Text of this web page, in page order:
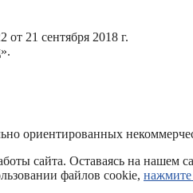
21 сентября 2018 г.
ориентированных
сайта. Оставаясь на нашем
файлов cookie, нажмите